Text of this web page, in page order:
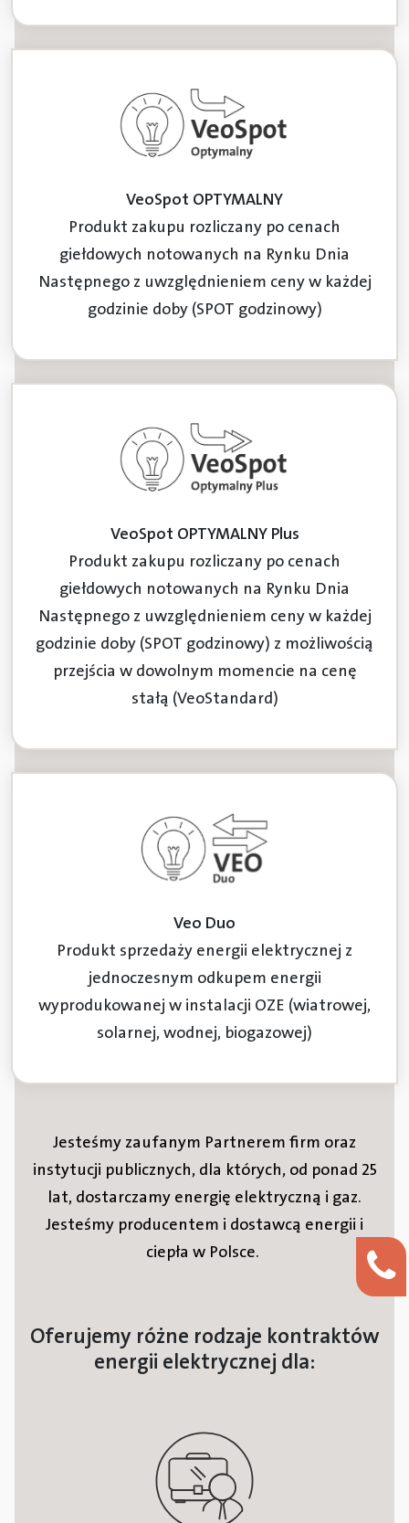
VeoSpot OPTYMALNY
Produkt zakupu rozliczany po cenach
giełdowych notowanych na Rynku Dnia
Następnego z uwzględnieniem ceny w każdej
godzinie doby (SPOT godzinowy)
VeoSpot OPTYMALNY Plus
Produkt zakupu rozliczany po cenach
giełdowych notowanych na Rynku Dnia
Następnego z uwzględnieniem ceny w każdej
godzinie doby (SPOT godzinowy) z możliwością
przejścia w dowolnym momencie na cenę
stałą (VeoStandard)
Veo Duo
Produkt sprzedaży energii elektrycznej z
jednoczesnym odkupem energii
wyprodukowanej w instalacji OZE (wiatrowej,
solarnej, wodnej, biogazowej)
Jesteśmy zaufanym Partnerem firm oraz
instytucji publicznych, dla których, od ponad 25
lat, dostarczamy energię elektryczną i gaz.
Jesteśmy producentem i dostawcą energii i
ciepła w Polsce.
Oferujemy różne rodzaje kontraktów
energii elektrycznej dla: